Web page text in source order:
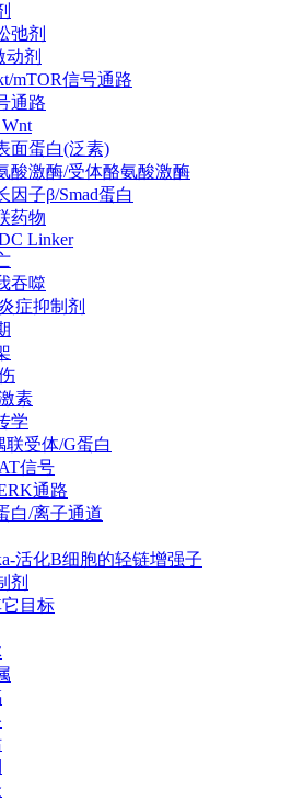
弛剂
剂
mTOR信号通路
通路
面蛋白(泛素)
酸激酶/受体酪氨酸激酶
因子β/Smad蛋白
药物
Linker
吞噬
症抑制剂
素
学
联受体/G蛋白
信号
通路
白/离子通道
活化B细胞的轻链增强子
剂
目标